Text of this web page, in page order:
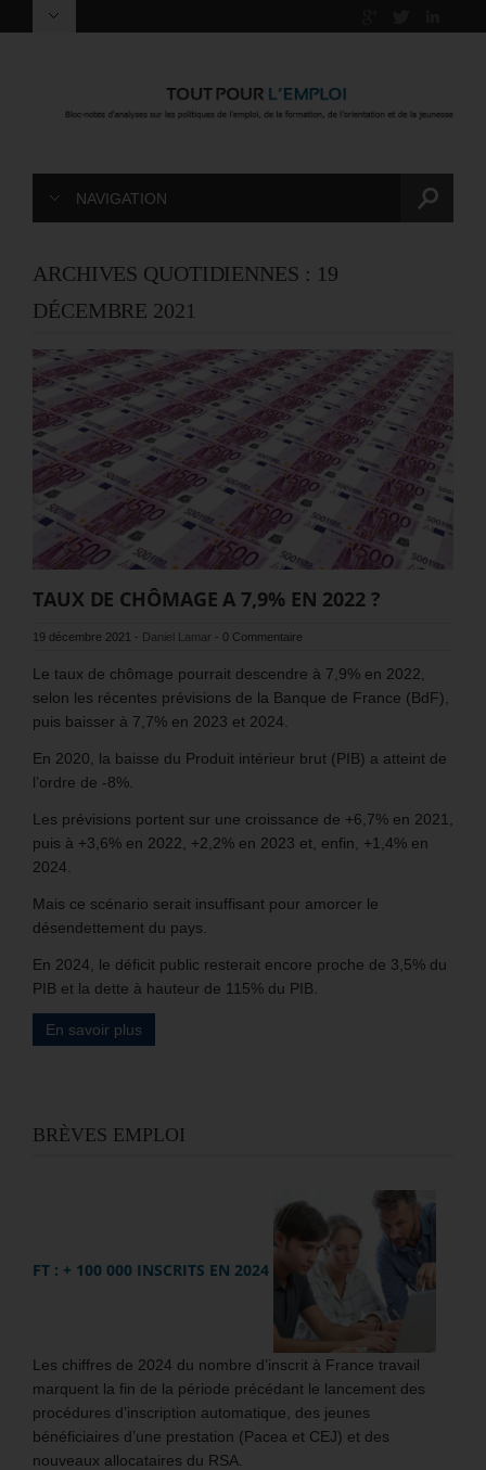
NAVIGATION
ARCHIVES QUOTIDIENNES : 19
DÉCEMBRE 2021
TAUX DE CHÔMAGE A 7,9% EN 2022 ?
19 décembre 2021 - Daniel Lamar - 0 Commentaire
Le taux de chômage pourrait descendre à 7,9% en 2022,
selon les récentes prévisions de la Banque de France (BdF),
puis baisser à 7,7% en 2023 et 2024.
En 2020, la baisse du Produit intérieur brut (PIB) a atteint de
l’ordre de -8%.
Les prévisions portent sur une croissance de +6,7% en 2021,
puis à +3,6% en 2022, +2,2% en 2023 et, enfin, +1,4% en
2024.
Mais ce scénario serait insuffisant pour amorcer le
désendettement du pays.
En 2024, le déficit public resterait encore proche de 3,5% du
PIB et la dette à hauteur de 115% du PIB.
En savoir plus
BRÈVES EMPLOI
FT : + 100 000 INSCRITS EN 2024
Les chiffres de 2024 du nombre d’inscrit à France travail
marquent la fin de la période précédant le lancement des
procédures d’inscription automatique, des jeunes
bénéficiaires d’une prestation (Pacea et CEJ) et des
nouveaux allocataires du RSA.